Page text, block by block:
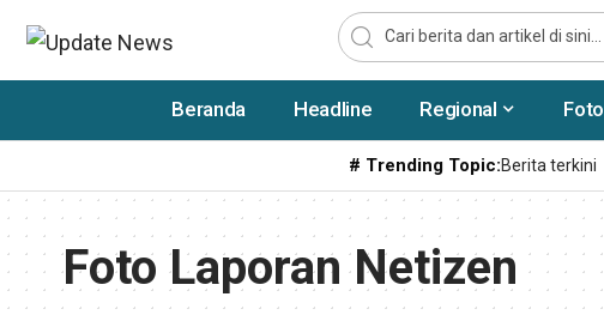
Beranda Headline Regional Foto
# Trending Topic:Berita terkini
Foto Laporan Netizen